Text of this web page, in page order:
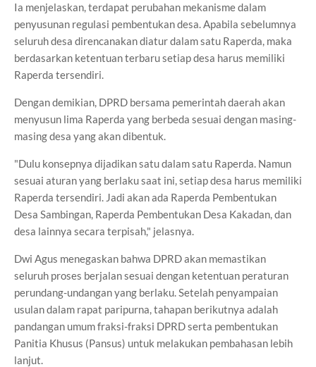
Ia menjelaskan, terdapat perubahan mekanisme dalam
penyusunan regulasi pembentukan desa. Apabila sebelumnya
seluruh desa direncanakan diatur dalam satu Raperda, maka
berdasarkan ketentuan terbaru setiap desa harus memiliki
Raperda tersendiri.
Dengan demikian, DPRD bersama pemerintah daerah akan
menyusun lima Raperda yang berbeda sesuai dengan masing-
masing desa yang akan dibentuk.
"Dulu konsepnya dijadikan satu dalam satu Raperda. Namun
sesuai aturan yang berlaku saat ini, setiap desa harus memiliki
Raperda tersendiri. Jadi akan ada Raperda Pembentukan
Desa Sambingan, Raperda Pembentukan Desa Kakadan, dan
desa lainnya secara terpisah," jelasnya.
Dwi Agus menegaskan bahwa DPRD akan memastikan
seluruh proses berjalan sesuai dengan ketentuan peraturan
perundang-undangan yang berlaku. Setelah penyampaian
usulan dalam rapat paripurna, tahapan berikutnya adalah
pandangan umum fraksi-fraksi DPRD serta pembentukan
Panitia Khusus (Pansus) untuk melakukan pembahasan lebih
lanjut.